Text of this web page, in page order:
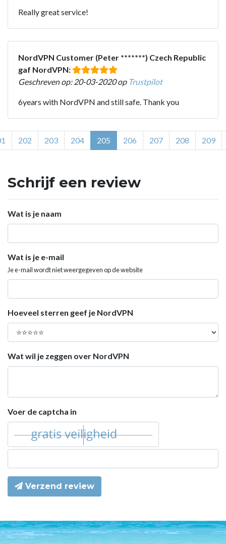
Really great service!
NordVPN Customer (Peter *******) Czech Republic
gaf NordVPN:
Geschreven op: 20-03-2020 op Trustpilot
6years with NordVPN and still safe. Thank you
202 203 204 205 206 207 208 209
Schrijf een review
Wat is je naam
Wat is je e-mail
Je e-mail wordt niet weergegeven op de website
Hoeveel sterren geef je NordVPN
Wat wil je zeggen over NordVPN
Voer de captcha in
Verzend review